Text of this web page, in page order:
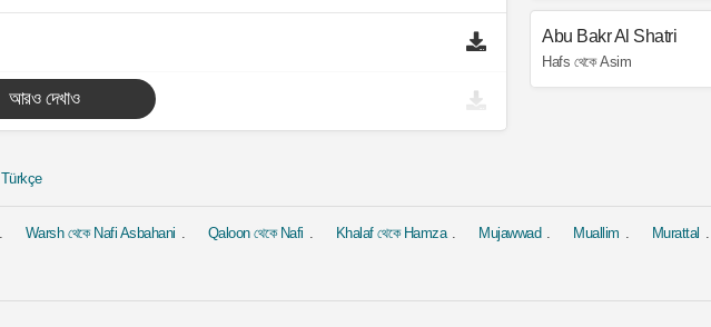
আরও দেখাও
Abu Bakr Al Shatri
Hafs থেকে Asim
Türkçe
Warsh থেকে Nafi Asbahani Qaloon থেকে Nafi Khalaf থেকে Hamza Mujawwad Muallim Murattal